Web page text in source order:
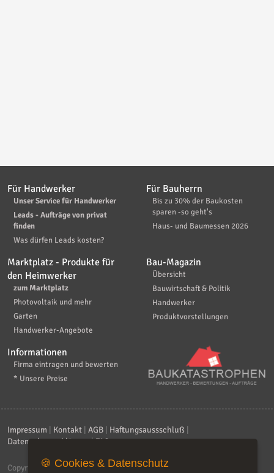
Für Handwerker
Unser Service für Handwerker
Leads - Aufträge von privat
finden
Was dürfen Leads kosten?
Für Bauherrn
Bis zu 30% der Baukosten
sparen -so geht's
Haus- und Baumessen 2026
Marktplatz - Produkte für
den Heimwerker
zum Marktplatz
Photovoltaik und mehr
Garten
Handwerker-Angebote
Bau-Magazin
Übersicht
Bauwirtschaft & Politik
Handwerker
Produktvorstellungen
Informationen
Firma eintragen und bewerten
* Unsere Preise
Impressum Kontakt AGB Haftungsaussschluß
Datenschutzerklärung|FAQ
Copyright © 2026ebiz-consult GmbH & Co. KG
🍪 Cookies & Datenschutz